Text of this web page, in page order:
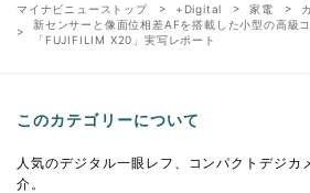
マイナビニューストップ +Digital 家電
新センサーと像面位相差AFを搭載した小型の高級
「FUJIFILIM X20」実写レポート
このカテゴリーについて
人気のデジタル一眼レフ、コンパクトデジカ
介。